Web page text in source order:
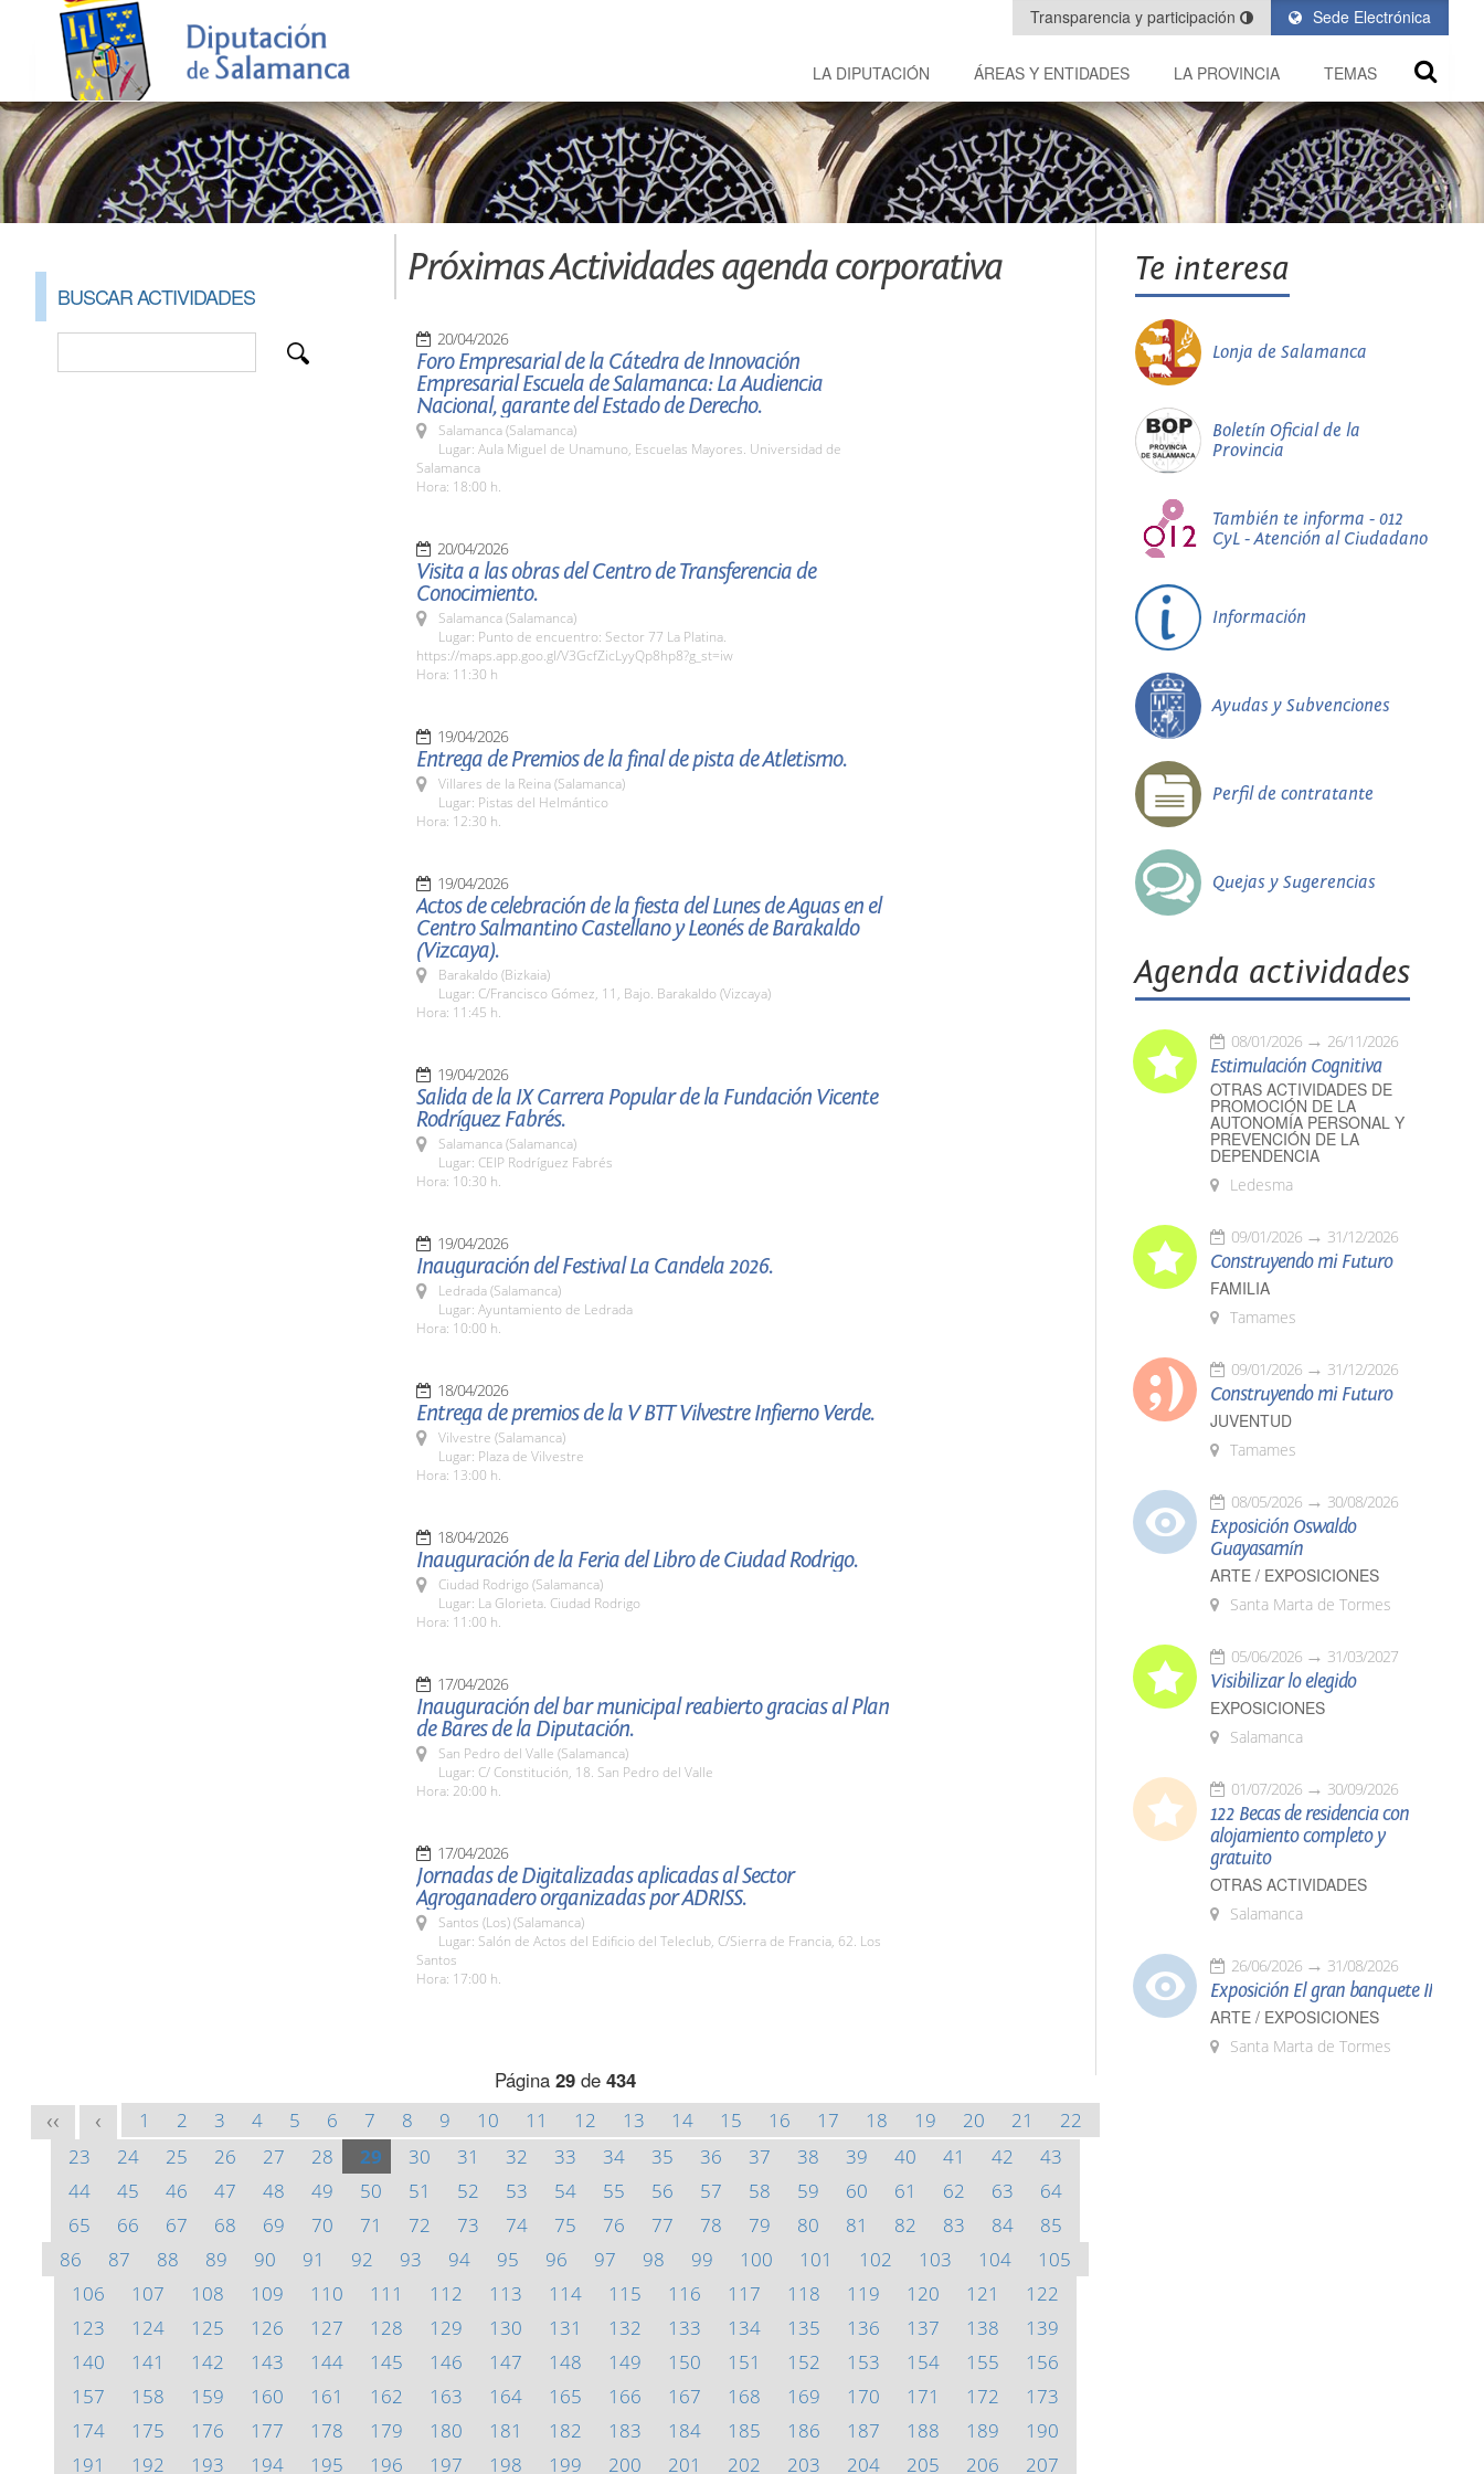
Sede Electrónica
Transparencia y participación
LA DIPUTACIÓN ÁREAS Y ENTIDADES LA PROVINCIA TEMAS
BUSCAR ACTIVIDADES
Próximas Actividades agenda corporativa
20/04/2026
Foro Empresarial de la Cátedra de Innovación
Empresarial Escuela de Salamanca: La Audiencia
Nacional, garante del Estado de Derecho.
Salamanca (Salamanca)
Lugar: Aula Miguel de Unamuno, Escuelas Mayores. Universidad de
Salamanca
Hora: 18:00 h.
20/04/2026
Visita a las obras del Centro de Transferencia de
Conocimiento.
Salamanca (Salamanca)
Lugar: Punto de encuentro: Sector 77 La Platina.
https://maps.app.goo.gl/V3GcfZicLyyQp8hp8?g_st=iw
Hora: 11:30 h
19/04/2026
Entrega de Premios de la final de pista de Atletismo.
Villares de la Reina (Salamanca)
Lugar: Pistas del Helmántico
Hora: 12:30 h.
19/04/2026
Actos de celebración de la fiesta del Lunes de Aguas en el
Centro Salmantino Castellano y Leonés de Barakaldo
(Vizcaya).
Barakaldo (Bizkaia)
Lugar: C/Francisco Gómez, 11, Bajo. Barakaldo (Vizcaya)
Hora: 11:45 h.
19/04/2026
Salida de la IX Carrera Popular de la Fundación Vicente
Rodríguez Fabrés.
Salamanca (Salamanca)
Lugar: CEIP Rodríguez Fabrés
Hora: 10:30 h.
19/04/2026
Inauguración del Festival La Candela 2026.
Ledrada (Salamanca)
Lugar: Ayuntamiento de Ledrada
Hora: 10:00 h.
18/04/2026
Entrega de premios de la V BTT Vilvestre Infierno Verde.
Vilvestre (Salamanca)
Lugar: Plaza de Vilvestre
Hora: 13:00 h.
18/04/2026
Inauguración de la Feria del Libro de Ciudad Rodrigo.
Ciudad Rodrigo (Salamanca)
Lugar: La Glorieta. Ciudad Rodrigo
Hora: 11:00 h.
17/04/2026
Inauguración del bar municipal reabierto gracias al Plan
de Bares de la Diputación.
San Pedro del Valle (Salamanca)
Lugar: C/ Constitución, 18. San Pedro del Valle
Hora: 20:00 h.
17/04/2026
Jornadas de Digitalizadas aplicadas al Sector
Agroganadero organizadas por ADRISS.
Santos (Los) (Salamanca)
Lugar: Salón de Actos del Edificio del Teleclub, C/Sierra de Francia, 62. Los
Santos
Hora: 17:00 h.
Página 29 de 434
<< < 1 2 3 4 5 6 7 8 9 10 11 12 13 14 15 16 17 18 19 20 21
22
23
24 25 26 27 28 29 30 31 32 33 34 35 36 37 38 39 40 41 42
43
44
45 46 47 48 49 50 51 52 53 54 55 56 57 58 59 60 61 62 63
64
65
66 67 68 69 70 71 72 73 74 75 76 77 78 79 80 81 82 83 84
85
86
87 88 89 90 91 92 93 94 95 96 97 98 99 100 101 102 103 104
105
106
107 108 109 110 111 112 113 114 115 116 117 118 119 120 121
122
123
124 125 126 127 128 129 130 131 132 133 134 135 136 137 138
139
140
141 142 143 144 145 146 147 148 149 150 151 152 153 154 155
156
157
158 159 160 161 162 163 164 165 166 167 168 169 170 171 172
173
174
175 176 177 178 179 180 181 182 183 184 185 186 187 188 189
190
191
192 193 194 195 196 197 198 199 200 201 202 203 204 205 206 207
Te interesa
Lonja de Salamanca
Boletín Oficial de la
Provincia
También te informa - 012
CyL - Atención al Ciudadano
Información
Ayudas y Subvenciones
Perfil de contratante
Quejas y Sugerencias
Agenda actividades
08/01/2026 26/11/2026
Estimulación Cognitiva
OTRAS ACTIVIDADES DE
PROMOCIÓN DE LA
AUTONOMÍA PERSONAL Y
PREVENCIÓN DE LA
DEPENDENCIA
Ledesma
09/01/2026 31/12/2026
Construyendo mi Futuro
FAMILIA
Tamames
09/01/2026 31/12/2026
Construyendo mi Futuro
JUVENTUD
Tamames
08/05/2026 30/08/2026
Exposición Oswaldo
Guayasamín
ARTE / EXPOSICIONES
Santa Marta de Tormes
05/06/2026 31/03/2027
Visibilizar lo elegido
EXPOSICIONES
Salamanca
01/07/2026 30/09/2026
122 Becas de residencia con
alojamiento completo y
gratuito
OTRAS ACTIVIDADES
Salamanca
26/06/2026 31/08/2026
Exposición El gran banquete II
ARTE / EXPOSICIONES
Santa Marta de Tormes